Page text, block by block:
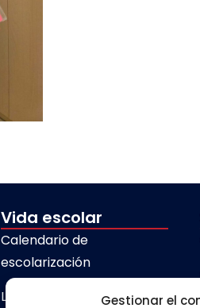
Gestionar el
Vida escolar
Calendario de
escolarización
Libros de texto